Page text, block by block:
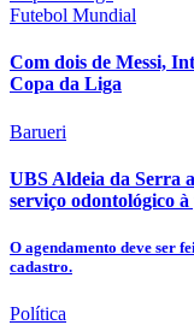
Futebol Mundial
Com dois de Messi,
Copa da Liga
Barueri
UBS Aldeia da Serra
serviço odontológico
O agendamento deve ser
cadastro.
Política